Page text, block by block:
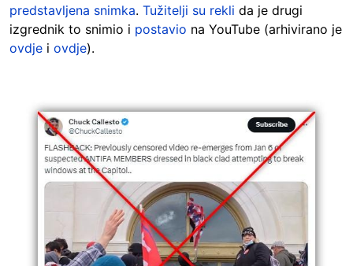
predstavljena snimka. Tužitelji su rekli da je drugi
izgrednik to snimio i postavio na YouTube (arhivirano je
ovdje i ovdje).
Image